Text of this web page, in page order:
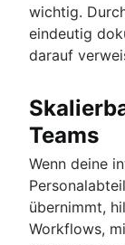
wichtig.
eindeutig
darauf
Teams
Wenn deine
übernimmt,
Workflows,